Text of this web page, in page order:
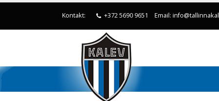
Kontakt: +372 5690 9651 Email: